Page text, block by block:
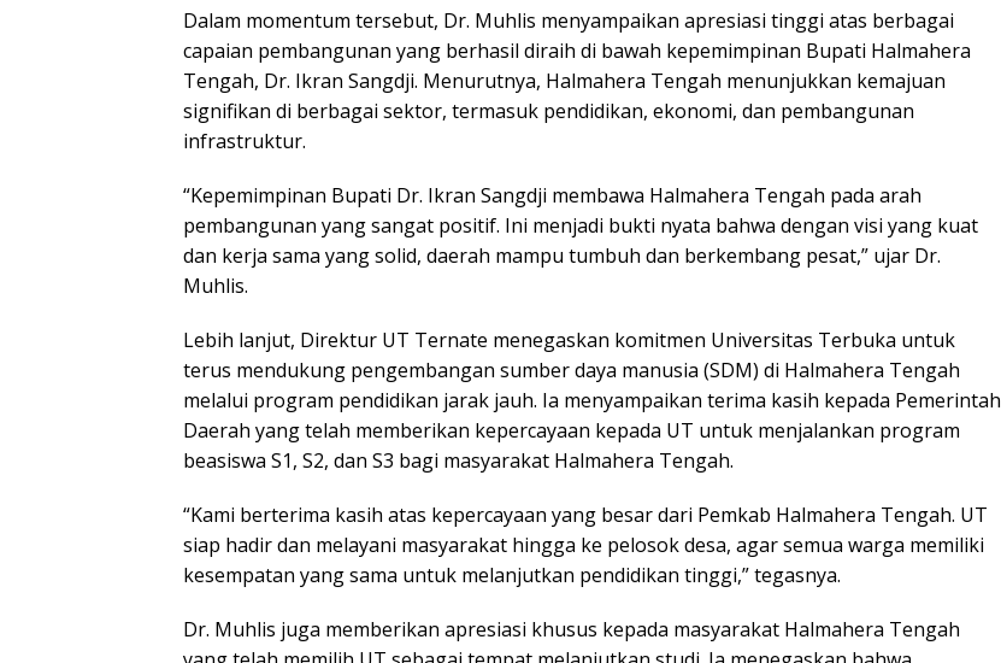
Dalam momentum tersebut, Dr. Muhlis menyampaikan apresiasi tinggi atas berbagai
capaian pembangunan yang berhasil diraih di bawah kepemimpinan Bupati Halmahera
Tengah, Dr. Ikran Sangdji. Menurutnya, Halmahera Tengah menunjukkan kemajuan
signifikan di berbagai sektor, termasuk pendidikan, ekonomi, dan pembangunan
infrastruktur.
“Kepemimpinan Bupati Dr. Ikran Sangdji membawa Halmahera Tengah pada arah
pembangunan yang sangat positif. Ini menjadi bukti nyata bahwa dengan visi yang kuat
dan kerja sama yang solid, daerah mampu tumbuh dan berkembang pesat,” ujar Dr.
Muhlis.
Lebih lanjut, Direktur UT Ternate menegaskan komitmen Universitas Terbuka untuk
terus mendukung pengembangan sumber daya manusia (SDM) di Halmahera Tengah
melalui program pendidikan jarak jauh. Ia menyampaikan terima kasih kepada Pemerintah
Daerah yang telah memberikan kepercayaan kepada UT untuk menjalankan program
beasiswa S1, S2, dan S3 bagi masyarakat Halmahera Tengah.
“Kami berterima kasih atas kepercayaan yang besar dari Pemkab Halmahera Tengah. UT
siap hadir dan melayani masyarakat hingga ke pelosok desa, agar semua warga memiliki
kesempatan yang sama untuk melanjutkan pendidikan tinggi,” tegasnya.
Dr. Muhlis juga memberikan apresiasi khusus kepada masyarakat Halmahera Tengah